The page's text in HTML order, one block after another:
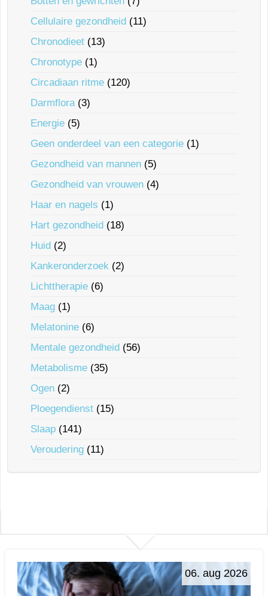
Cellulaire gezondheid (11)
Chronodieet (13)
Chronotype (1)
Circadiaan ritme (120)
Darmflora(3)
Energie (5)
Geen onderdeel van een categorie (1)
Gezondheid van mannen (5)
Gezondheid van vrouwen (4)
Haar en nagels (1)
Hart gezondheid (18)
Huid (2)
Kankeronderzoek (2)
Lichttherapie (6)
Maag (1)
Melatonine (6)
Mentale gezondheid (56)
Metabolisme (35)
Ogen (2)
Ploegendienst (15)
Slaap (141)
Veroudering (11)
06. aug 2026